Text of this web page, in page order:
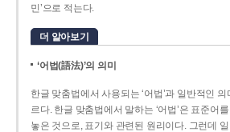
민’으로 적는다.
더 알아보기
‘어법(語法)’의 의미
한글 맞춤법에서 사용되는 ‘어법’과 일반적인 의
르다. 한글 맞춤법에서 말하는 ‘어법’은 표준어
놓은 것으로, 표기와 관련된 원리이다. 그런데 일